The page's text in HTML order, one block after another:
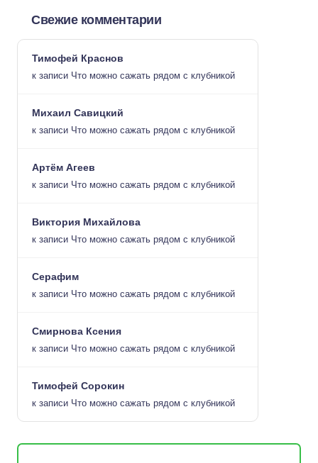
Свежие комментарии
Тимофей Краснов
к записи Что можно сажать рядом с клубникой
Михаил Савицкий
к записи Что можно сажать рядом с клубникой
Артём Агеев
к записи Что можно сажать рядом с клубникой
Виктория Михайлова
к записи Что можно сажать рядом с клубникой
Серафим
к записи Что можно сажать рядом с клубникой
Смирнова Ксения
к записи Что можно сажать рядом с клубникой
Тимофей Сорокин
к записи Что можно сажать рядом с клубникой